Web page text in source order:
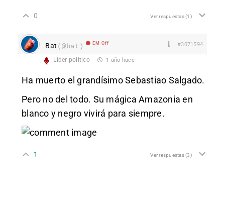
0 Ver respuestas(1)
Bat (@bat) EM Off #3071594
Líder político 1 año hace
Ha muerto el grandísimo Sebastiao Salgado.
Pero no del todo. Su mágica Amazonia en
blanco y negro vivirá para siempre.
1 Ver respuestas(3)